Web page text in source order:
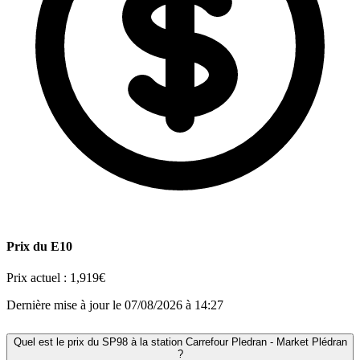
Prix du E10
Prix actuel : 1,919€
Dernière mise à jour le 07/08/2026 à 14:27
Quel est le prix du SP98 à la station Carrefour Pledran - Market Plédran
?